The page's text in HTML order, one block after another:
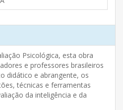
Psicológica, esta obra
e professores brasileiros
didático e abrangente, os
técnicas e ferramentas
da inteligência e da